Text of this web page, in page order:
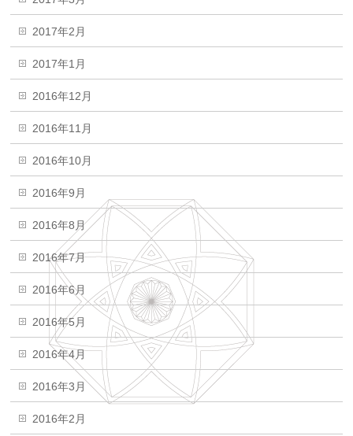
2017年2月
2017年1月
2016年12月
2016年11月
2016年10月
2016年9月
2016年8月
2016年7月
2016年6月
2016年5月
2016年4月
2016年3月
2016年2月